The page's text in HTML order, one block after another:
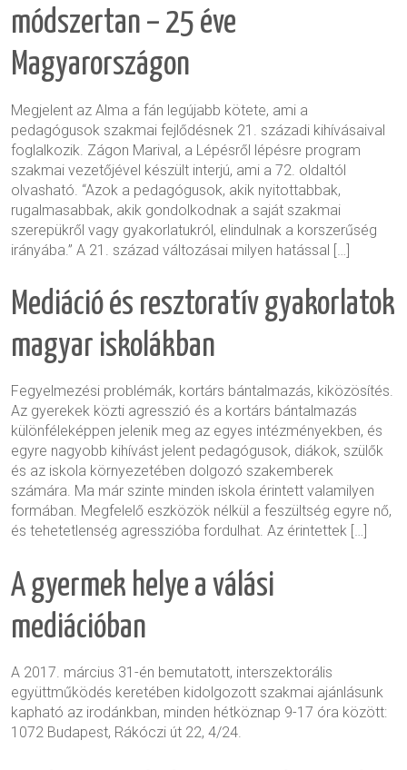
módszertan – 25 éve
Magyarországon
Megjelent az Alma a fán legújabb kötete, ami a
pedagógusok szakmai fejlődésnek 21. századi kihívásaival
foglalkozik. Zágon Marival, a Lépésről lépésre program
szakmai vezetőjével készült interjú, ami a 72. oldaltól
olvasható. “Azok a pedagógusok, akik nyitottabbak,
rugalmasabbak, akik gondolkodnak a saját szakmai
szerepükről vagy gyakorlatukról, elindulnak a korszerűség
irányába.” A 21. század változásai milyen hatással […]
Mediáció és resztoratív gyakorlatok
magyar iskolákban
Fegyelmezési problémák, kortárs bántalmazás, kiközösítés.
Az gyerekek közti agresszió és a kortárs bántalmazás
különféleképpen jelenik meg az egyes intézményekben, és
egyre nagyobb kihívást jelent pedagógusok, diákok, szülők
és az iskola környezetében dolgozó szakemberek
számára. Ma már szinte minden iskola érintett valamilyen
formában. Megfelelő eszközök nélkül a feszültség egyre nő,
és tehetetlenség agresszióba fordulhat. Az érintettek […]
A gyermek helye a válási
mediációban
A 2017. március 31-én bemutatott, interszektorális
együttműködés keretében kidolgozott szakmai ajánlásunk
kapható az irodánkban, minden hétköznap 9-17 óra között:
1072 Budapest, Rákóczi út 22, 4/24.